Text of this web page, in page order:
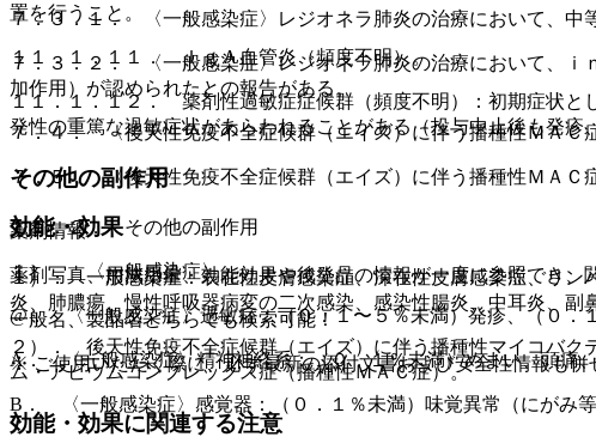
置を行うこと。
１１．１．１１． ＩｇＡ血管炎（頻度不明）。
１１．１．１２． 薬剤性過敏症症候群（頻度不明）：初期症状と
発性の重篤な過敏症状があらわれることがある（投与中止後も発
その他の副作用
１１．２． その他の副作用
１）． 〈一般感染症〉
@． 〈一般感染症〉過敏症：（０．１〜５％未満）発疹、（０．
A． 〈一般感染症〉精神神経系：（０．１％未満）めまい、頭痛
B． 〈一般感染症〉感覚器：（０．１％未満）味覚異常（にがみ
７．３．１． 〈一般感染症〉レジオネラ肺炎の治療において、中
７．３．２． 〈一般感染症〉レジオネラ肺炎の治療において、
加作用）が認められたとの報告がある。
７．４． 〈後天性免疫不全症候群（エイズ）に伴う播種性ＭＡＣ
７．５． 〈後天性免疫不全症候群（エイズ）に伴う播種性ＭＡＣ
効能・効果
１）． 一般感染症：表在性皮膚感染症、深在性皮膚感染症、リン
炎、肺膿瘍、慢性呼吸器病変の二次感染、感染性腸炎、中耳炎、副
２）． 後天性免疫不全症候群（エイズ）に伴う播種性マイコバク
ム・アビウムコンプレックス症（播種性ＭＡＣ症）。
効能・効果に関連する注意
薬剤情報
薬剤写真、用法用量、効能効果や後発品の情報が一度に参照でき、
一般名、製品名どちらでも検索可能！
※ ご使用いただく際に、必ず最新の添付文書および安全性情報も併